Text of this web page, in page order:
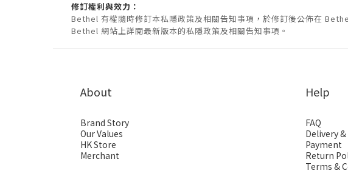
修訂權利與效力：
Bethel 有權隨時修訂本私隱政策及相關告知事項，於修訂後公佈在
Bethel 網站上詳閱最新版本的私隱政策及相關告知事項。
About
Brand Story
Our Values
HK Store
Merchant
Help
FAQ
Delivery
Payment
Return
Terms &